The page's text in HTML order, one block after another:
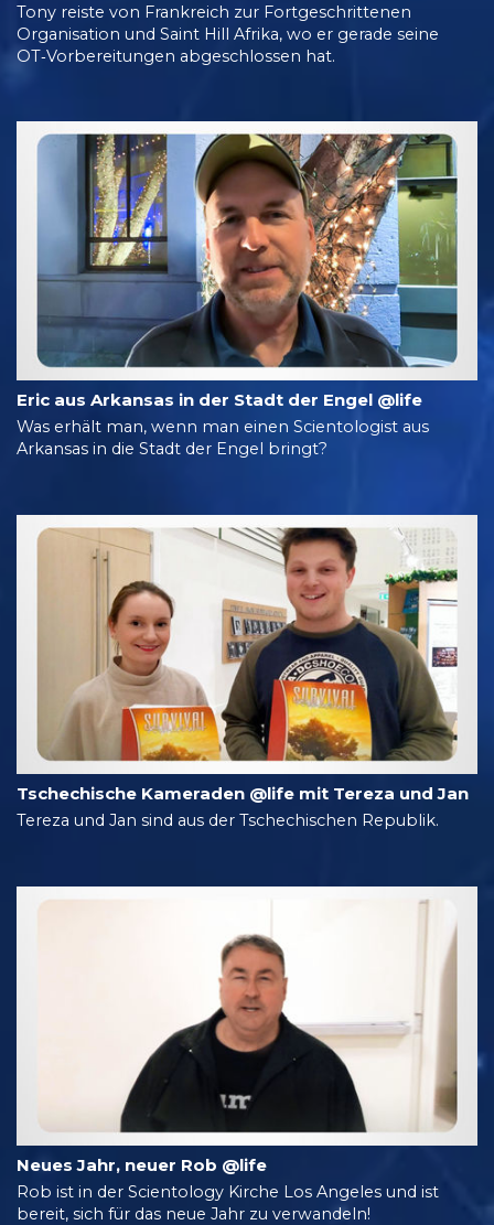
Tony reiste von Frankreich zur Fortgeschrittenen
Organisation und Saint Hill Afrika, wo er gerade seine
OT‑Vorbereitungen abgeschlossen hat.
Eric aus Arkansas in der Stadt der Engel @life
Was erhält man, wenn man einen Scientologist aus
Arkansas in die Stadt der Engel bringt?
Tschechische Kameraden @life mit Tereza und Jan
Tereza und Jan sind aus der Tschechischen Republik.
Neues Jahr, neuer Rob @life
Rob ist in der Scientology Kirche Los Angeles und ist
bereit, sich für das neue Jahr zu verwandeln!